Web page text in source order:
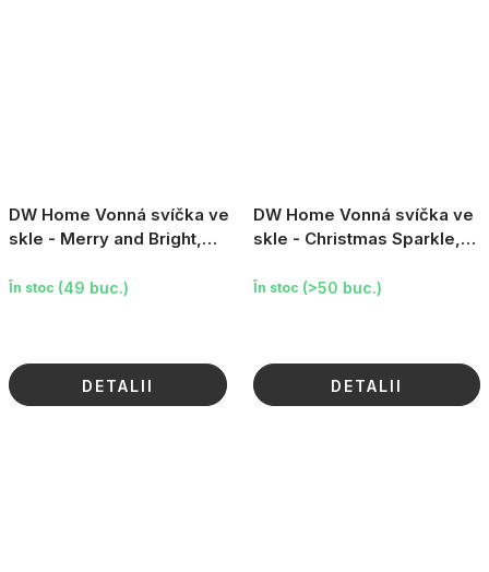
DW Home Vonná svíčka ve
skle - Merry and Bright,
În stoc (49 buc.)
DETALII
DW Home Vonná svíčka ve
skle - Christmas Sparkle,
În stoc (>50 buc.)
DETALII